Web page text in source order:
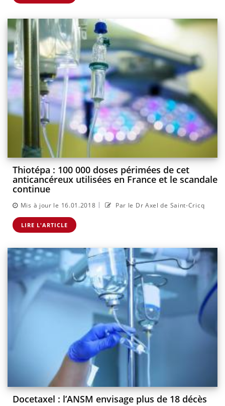
Thiotépa : 100 000 doses périmées de cet
anticancéreux utilisées en France et le scandale
continue
Mis à jour le 16.01.2018 | Par le Dr Axel de Saint-Cricq
LIRE L'ARTICLE
Docetaxel : l’ANSM envisage plus de 18 décès